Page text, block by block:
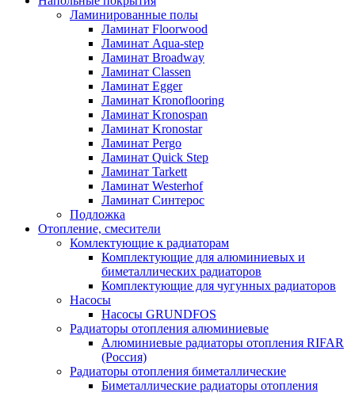
Ламинированные полы
Ламинат Floorwood
Ламинат Aqua-step
Ламинат Broadway
Ламинат Classen
Ламинат Egger
Ламинат Kronoflooring
Ламинат Kronospan
Ламинат Kronostar
Ламинат Pergo
Ламинат Quick Step
Ламинат Tarkett
Ламинат Westerhof
Ламинат Синтерос
Подложка
Отопление, смесители
Комлектующие к радиаторам
Комплектующие для алюминиевых и
биметаллических радиаторов
Комплектующие для чугунных радиаторов
Насосы
Насосы GRUNDFOS
Радиаторы отопления алюминиевые
Алюминиевые радиаторы отопления RIFAR
(Россия)
Радиаторы отопления биметаллические
Биметаллические радиаторы отопления